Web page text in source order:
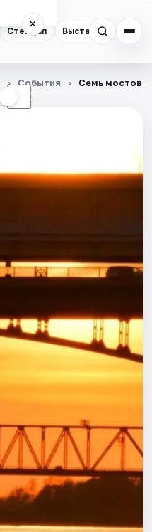
Стендап Выставки
×
☾
События Семь мостов: